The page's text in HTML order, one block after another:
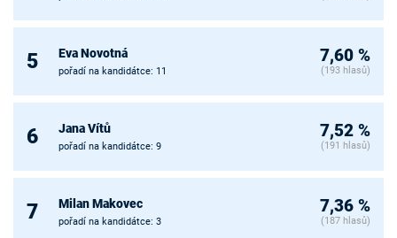
5 Eva Novotná
pořadí na kandidátce: 11
7,60 %
(193 hlasů)
6 Jana Vítů
pořadí na kandidátce: 9
7,52 %
(191 hlasů)
7 Milan Makovec
pořadí na kandidátce: 3
7,36 %
(187 hlasů)